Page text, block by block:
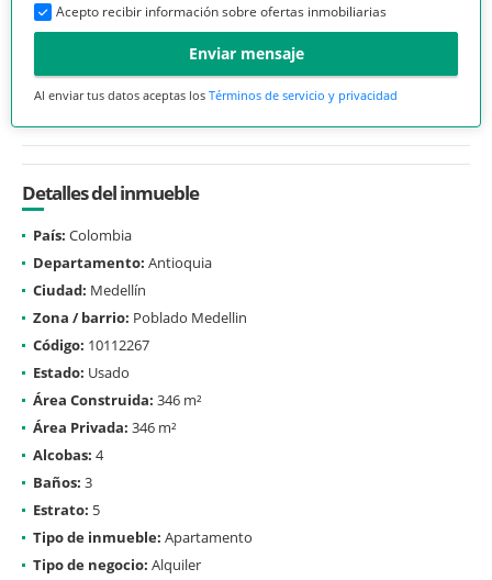
Acepto recibir información sobre ofertas inmobiliarias
Enviar mensaje
Al enviar tus datos aceptas los Términos de servicio y privacidad
Detalles del inmueble
País: Colombia
Departamento: Antioquia
Ciudad: Medellín
Zona / barrio: Poblado Medellin
Código: 10112267
Estado: Usado
Área Construida: 346 m²
Área Privada: 346 m²
Alcobas: 4
Baños: 3
Estrato: 5
Tipo de inmueble: Apartamento
Tipo de negocio: Alquiler